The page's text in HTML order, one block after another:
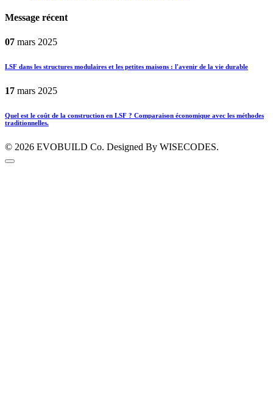
Message récent
07 mars 2025
LSF dans les structures modulaires et les petites maisons : l'avenir de la vie durable
17 mars 2025
Quel est le coût de la construction en LSF ? Comparaison économique avec les méthodes
traditionnelles.
© 2026 EVOBUILD Co. Designed By WISECODES.